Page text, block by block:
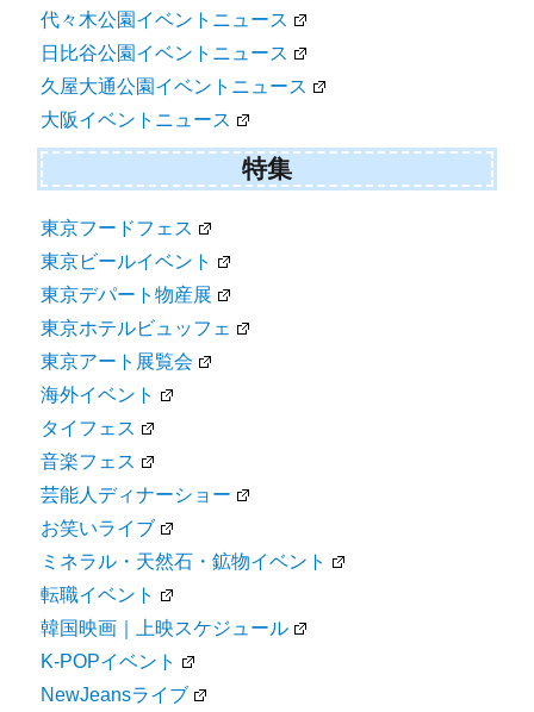
代々木公園イベントニュース
日比谷公園イベントニュース
久屋大通公園イベントニュース
大阪イベントニュース
特集
東京フードフェス
東京ビールイベント
東京デパート物産展
東京ホテルビュッフェ
東京アート展覧会
海外イベント
タイフェス
音楽フェス
芸能人ディナーショー
お笑いライブ
ミネラル・天然石・鉱物イベント
転職イベント
韓国映画｜上映スケジュール
K-POPイベント
NewJeansライブ